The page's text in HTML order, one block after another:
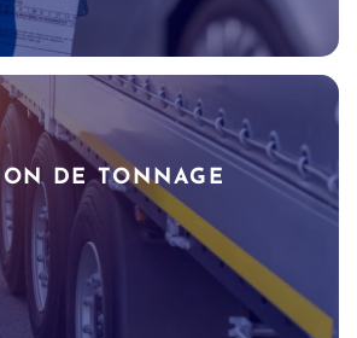
DE TONNAGE